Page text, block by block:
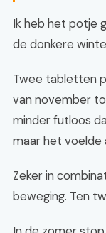
Ik heb het potje
de donkere
Twee tabletten
van november
minder futloos
maar het voelde
Zeker in
beweging. Ten